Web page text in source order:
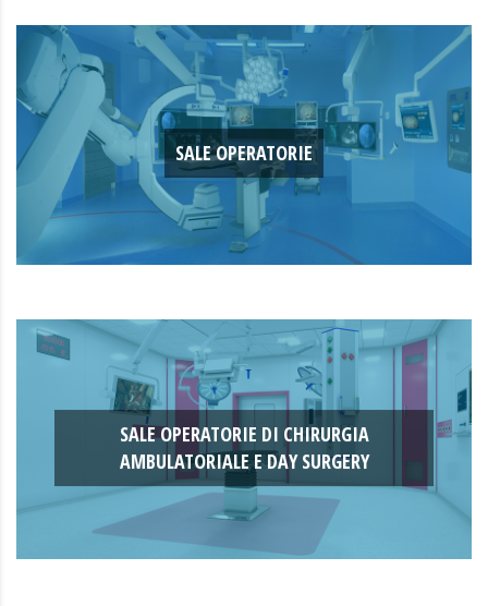
SALE OPERATORIE
SALE OPERATORIE DI CHIRURGIA
AMBULATORIALE E DAY SURGERY